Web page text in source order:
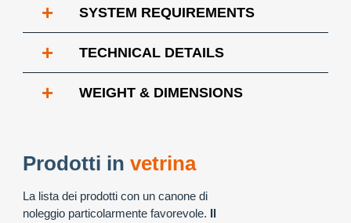
+ SYSTEM REQUIREMENTS
+ TECHNICAL DETAILS
+ WEIGHT & DIMENSIONS
Prodotti in vetrina
La lista dei prodotti con un canone di
noleggio particolarmente favorevole. Il